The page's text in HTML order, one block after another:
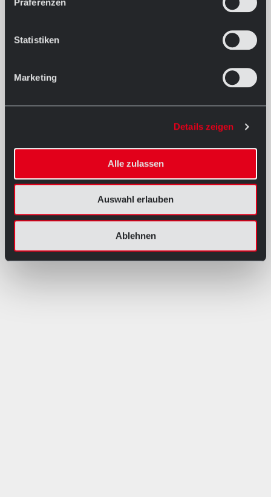
Statistiken
Marketing
Details zeigen
Alle zulassen
Auswahl erlauben
Ablehnen